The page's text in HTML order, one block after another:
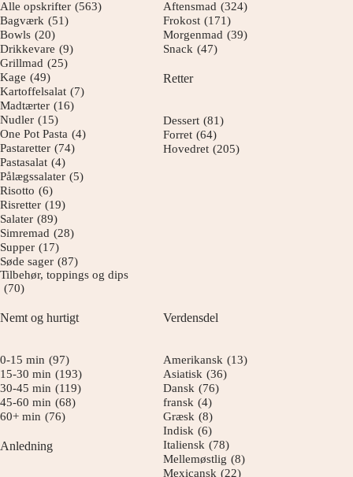
Alle opskrifter (563)
Bagværk (51)
Bowls (20)
Drikkevare (9)
Grillmad (25)
Kage (49)
Kartoffelsalat (7)
Madtærter (16)
Nudler (15)
One Pot Pasta (4)
Pastaretter (74)
Pastasalat (4)
Pålægssalater (5)
Risotto (6)
Risretter (19)
Salater (89)
Simremad (28)
Supper (17)
Søde sager (87)
Tilbehør, toppings og dips
(70)
Aftensmad (324)
Frokost (171)
Morgenmad (39)
Snack (47)
Retter
Dessert (81)
Forret (64)
Hovedret (205)
Nemt og hurtigt
0-15 min (97)
15-30 min (193)
30-45 min (119)
45-60 min (68)
60+ min (76)
Anledning
Verdensdel
Amerikansk (13)
Asiatisk (36)
Dansk (76)
fransk (4)
Græsk (8)
Indisk (6)
Italiensk (78)
Mellemøstlig (8)
Mexicansk (22)